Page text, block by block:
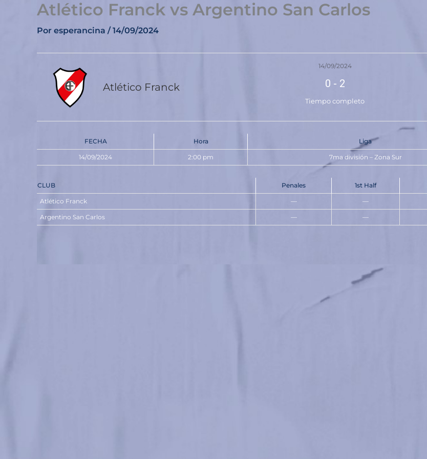
contenido
Atlético Franck vs Argentino San Carlos
Por esperancina /14/09/2024
Atlético Franck
14/09/2024
0 - 2
Tiempo completo
FECHA Hora Liga
14/09/2024 2:00 pm 7ma división – Zona Sur
CLUB Penales 1st Half
Atlético Franck — —
Argentino San Carlos — —